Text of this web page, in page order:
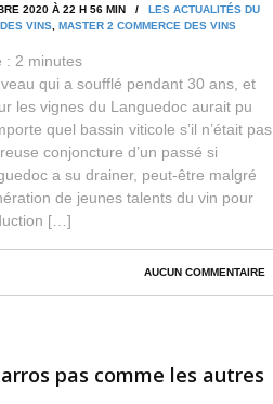
2020 À 22 H 56 MIN / LES ACTUALITÉS DU
VINS MASTER 2 COMMERCE DES VINS
: 2 minutes
qui a soufflé pendant 30 ans, et
les vignes du Languedoc aurait pu
quel bassin viticole s’il n’était pas
conjoncture d’un passé si
a su drainer, peut-être malgré
de jeunes talents du vin pour
[…]
AUCUN COMMENTAIRE
pas comme les autres